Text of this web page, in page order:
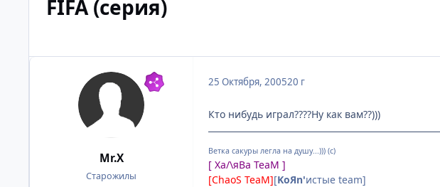
FIFA (серия)
Mr.X
Старожилы
25 Октября, 200520 г
Кто нибудь играл????Ну как вам??)))
Ветка сакуры легла на душу...))) (с)
[ Ха/\яВа TeaM ]
[ChaoS TeaM][KoЯn'истые team]